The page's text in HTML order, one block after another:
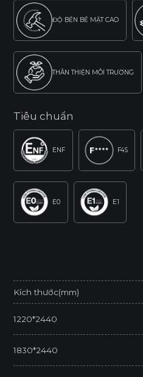
ĐỘ BỀN BỀ MẶT CAO
THÂN THIỆN MÔI TRƯỜNG
Tiêu chuẩn
ENF F4S
E0 E1
Kích thước(mm)
1220*2440
1830*2440